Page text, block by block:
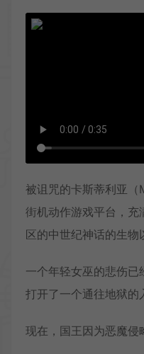
被诅咒的卡斯蒂利亚
街机动作游戏平台，充
区的中世纪神话的生物
一个年轻女巫的悲伤
打开了一个通往地狱的
现在，国王因为恶魔侵